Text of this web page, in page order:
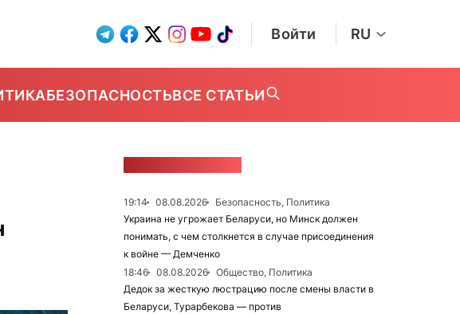
Войти RU
БЕЗОПАСНОСТЬВСЕ СТАТЬИ
19:14 08.08.2026
Безопасность, Политика
Украина не угрожает Беларуси, но Минск должен
понимать, с чем столкнется в случае присоединения
к войне — Демченко
18:46
08.08.2026
Общество, Политика
Дедок за жесткую люстрацию после смены власти в
Беларуси, Турарбекова — против